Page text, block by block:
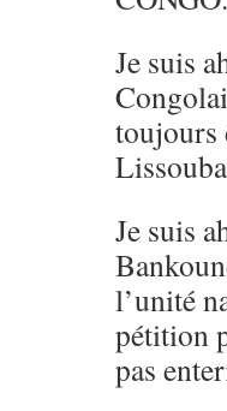
Je suis
toujours
Je suis
l’unité
pétition
pas